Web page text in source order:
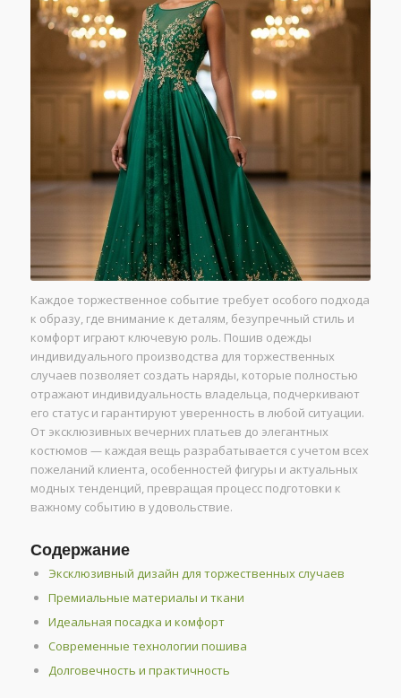
Каждое торжественное событие требует особого подхода
к образу, где внимание к деталям, безупречный стиль и
комфорт играют ключевую роль. Пошив одежды
индивидуального производства для торжественных
случаев позволяет создать наряды, которые полностью
отражают индивидуальность владельца, подчеркивают
его статус и гарантируют уверенность в любой ситуации.
От эксклюзивных вечерних платьев до элегантных
костюмов — каждая вещь разрабатывается с учетом всех
пожеланий клиента, особенностей фигуры и актуальных
модных тенденций, превращая процесс подготовки к
важному событию в удовольствие.
Содержание
Эксклюзивный дизайн для торжественных случаев
Премиальные материалы и ткани
Идеальная посадка и комфорт
Современные технологии пошива
Долговечность и практичность